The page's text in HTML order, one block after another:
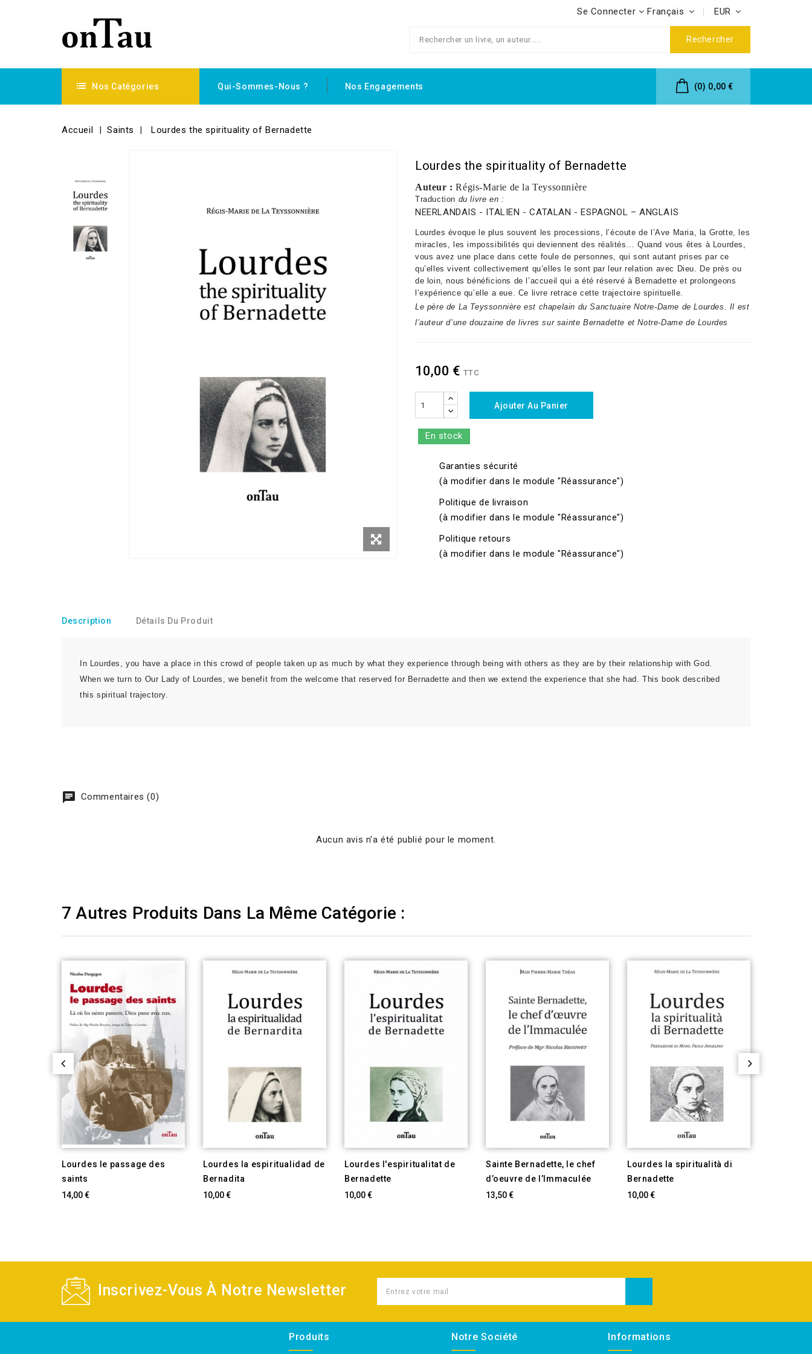
Se Connecter Français EUR
Rechercher
Nos Catégories (0) 0,00 €
Qui-Sommes-Nous ? Nos Engagements
Accueil Saints Lourdes the spirituality of Bernadette
Lourdes the spirituality of Bernadette
Auteur :Régis-Marie de la Teyssonnière
Traduction du livre en :
NEERLANDAIS - ITALIEN - CATALAN - ESPAGNOL – ANGLAIS
Lourdes évoque le plus souvent les processions, l’écoute de l’Ave Maria, la Grotte, les
miracles, les impossibilités qui deviennent des réalités... Quand vous êtes à Lourdes,
vous avez une place dans cette foule de personnes, qui sont autant prises par ce
qu’elles vivent collectivement qu’elles le sont par leur relation avec Dieu. De près ou
de loin, nous bénéficions de l’accueil qui a été réservé à Bernadette et prolongeons
l’expérience qu’elle a eue. Ce livre retrace cette trajectoire spirituelle.
Le père de La Teyssonnière est chapelain du Sanctuaire Notre-Dame de Lourdes. Il est
l’auteur d’une douzaine de livres sur sainte Bernadette et Notre-Dame de Lourdes
10,00 € TTC
Ajouter Au Panier
En stock
Garanties sécurité
(à modifier dans le module "Réassurance")
Politique de livraison
(à modifier dans le module "Réassurance")
Politique retours
(à modifier dans le module "Réassurance")
Description Détails Du Produit
In Lourdes, you have a place in this crowd of people taken up as much by what they experience through being with others as they are by their relationship with God.
When we turn to Our Lady of Lourdes, we benefit from the welcome that reserved for Bernadette and then we extend the experience that she had. This book described
this spiritual trajectory.
chat Commentaires (0)
Aucun avis n'a été publié pour le moment.
7 Autres Produits Dans La Même Catégorie :
Lourdes le passage des
saints
14,00 €
Lourdes la espiritualidad de
Bernadita
10,00 €
Lourdes l'espiritualitat de
Bernadette
10,00 €
Sainte Bernadette, le chef
d’oeuvre de l’Immaculée
13,50 €
Lourdes la spiritualità di
Bernadette
10,00 €
Inscrivez-Vous À Notre Newsletter
Produits Notre Société Informations